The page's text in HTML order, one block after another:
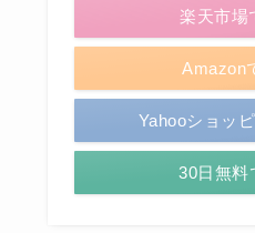
Amazon
楽天市
Yahooショッ
30日無